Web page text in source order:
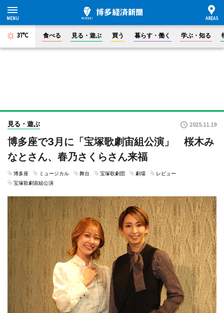
37°C 食べる 見る・遊ぶ 買う 暮らす・働く 学ぶ・知る
見る・遊ぶ 2025.11.19
博多座で3月に「宝塚歌劇宙組公演」 桜木み
なとさん、春乃さくらさん来福
博多座 ミュージカル 舞台 宝塚歌劇団 劇場
レビュー
宝塚歌劇宙組公演